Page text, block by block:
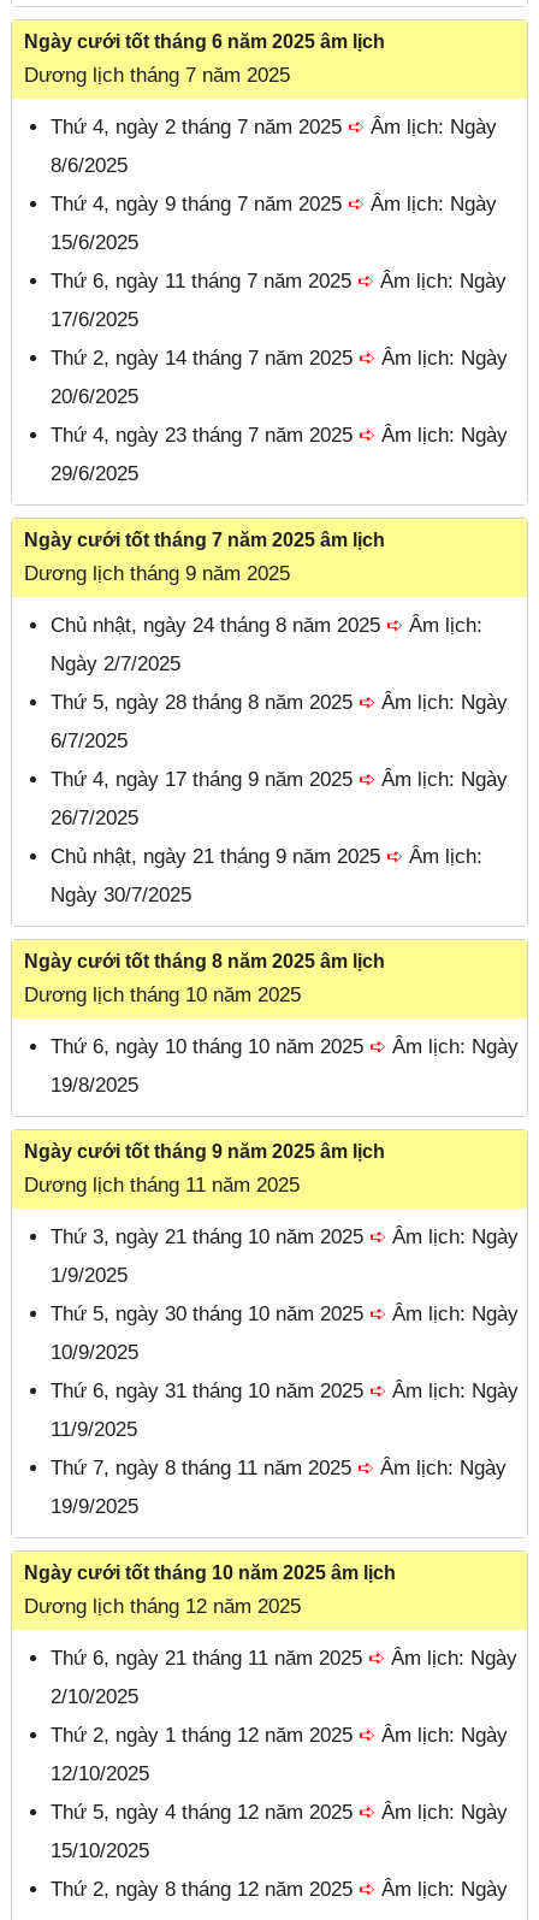
Ngày cưới tốt tháng 6 năm 2025 âm lịch
Dương lịch tháng 7 năm 2025
Thứ 4, ngày 2 tháng 7 năm 2025 ➪ Âm lịch: Ngày
8/6/2025
Thứ 4, ngày 9 tháng 7 năm 2025 ➪ Âm lịch: Ngày
15/6/2025
Thứ 6, ngày 11 tháng 7 năm 2025 ➪ Âm lịch: Ngày
17/6/2025
Thứ 2, ngày 14 tháng 7 năm 2025 ➪ Âm lịch: Ngày
20/6/2025
Thứ 4, ngày 23 tháng 7 năm 2025 ➪ Âm lịch: Ngày
29/6/2025
Ngày cưới tốt tháng 7 năm 2025 âm lịch
Dương lịch tháng 9 năm 2025
Chủ nhật, ngày 24 tháng 8 năm 2025 ➪ Âm lịch:
Ngày 2/7/2025
Thứ 5, ngày 28 tháng 8 năm 2025 ➪ Âm lịch: Ngày
6/7/2025
Thứ 4, ngày 17 tháng 9 năm 2025 ➪ Âm lịch: Ngày
26/7/2025
Chủ nhật, ngày 21 tháng 9 năm 2025 ➪ Âm lịch:
Ngày 30/7/2025
Ngày cưới tốt tháng 8 năm 2025 âm lịch
Dương lịch tháng 10 năm 2025
Thứ 6, ngày 10 tháng 10 năm 2025 ➪ Âm lịch: Ngày
19/8/2025
Ngày cưới tốt tháng 9 năm 2025 âm lịch
Dương lịch tháng 11 năm 2025
Thứ 3, ngày 21 tháng 10 năm 2025 ➪ Âm lịch: Ngày
1/9/2025
Thứ 5, ngày 30 tháng 10 năm 2025 ➪ Âm lịch: Ngày
10/9/2025
Thứ 6, ngày 31 tháng 10 năm 2025 ➪ Âm lịch: Ngày
11/9/2025
Thứ 7, ngày 8 tháng 11 năm 2025 ➪ Âm lịch: Ngày
19/9/2025
Ngày cưới tốt tháng 10 năm 2025 âm lịch
Dương lịch tháng 12 năm 2025
Thứ 6, ngày 21 tháng 11 năm 2025 ➪ Âm lịch: Ngày
2/10/2025
Thứ 2, ngày 1 tháng 12 năm 2025 ➪ Âm lịch: Ngày
12/10/2025
Thứ 5, ngày 4 tháng 12 năm 2025 ➪ Âm lịch: Ngày
15/10/2025
Thứ 2, ngày 8 tháng 12 năm 2025 ➪ Âm lịch: Ngày